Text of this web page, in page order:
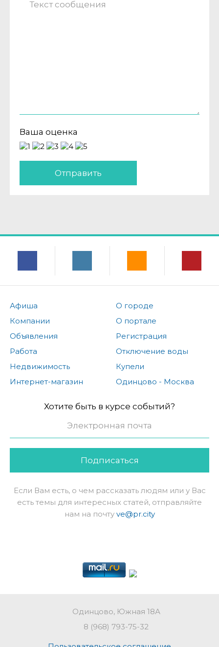
Ваша оценка
Отправить
Афиша
Компании
Объявления
Работа
Недвижимость
Интернет-магазин
О городе
О портале
Регистрация
Отключение воды
Купели
Одинцово - Москва
Хотите быть в курсе событий?
Подписаться
Если Вам есть, о чем рассказать людям или у Вас
есть темы для интересных статей, отправляйте
нам на почту ve@pr.city
Одинцово, Южная 18А
8 (968) 793-75-32